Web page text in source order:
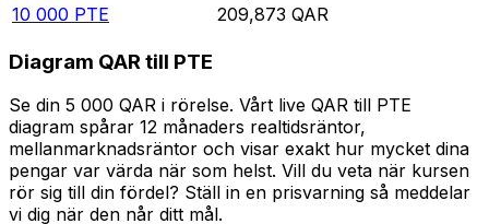
10 000 PTE 209,873 QAR
Diagram QAR till PTE
Se din 5 000 QAR i rörelse. Vårt live QAR till PTE
diagram spårar 12 månaders realtidsräntor,
mellanmarknadsräntor och visar exakt hur mycket dina
pengar var värda när som helst. Vill du veta när kursen
rör sig till din fördel? Ställ in en prisvarning så meddelar
vi dig när den når ditt mål.